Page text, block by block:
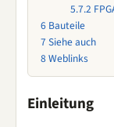
5.7.2
6 Bauteile
7 Siehe auch
8 Weblinks
Einleitung